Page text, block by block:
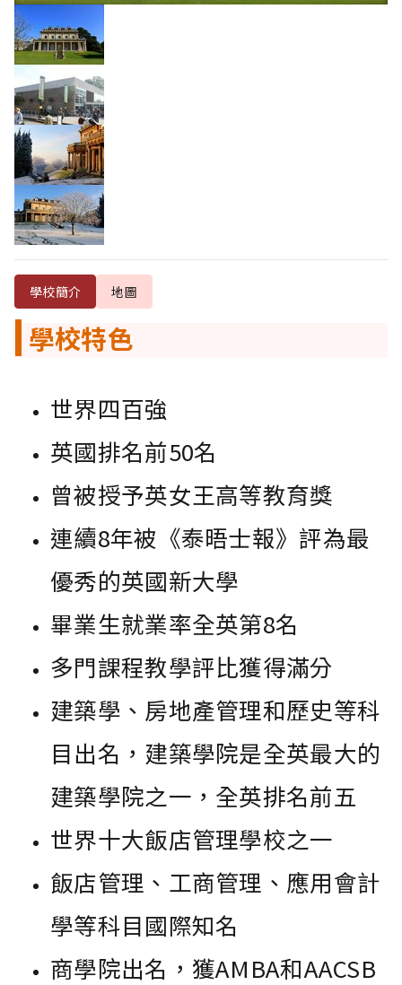
學校簡介 地圖
學校特色
世界四百強
英國排名前50名
曾被授予英女王高等教育獎
連續8年被《泰晤士報》評為最
優秀的英國新大學
畢業生就業率全英第8名
多門課程教學評比獲得滿分
建築學、房地產管理和歷史等科
目出名，建築學院是全英最大的
建築學院之一，全英排名前五
世界十大飯店管理學校之一
飯店管理、工商管理、應用會計
學等科目國際知名
商學院出名，獲AMBA和AACSB